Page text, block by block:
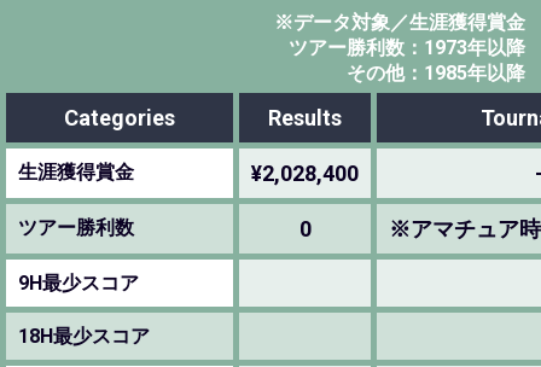
※データ対象／生涯獲得賞金
ツアー勝利数：1973年以降
その他：1985年以降
Categories Results
生涯獲得賞金 ¥2,028,400
ツアー勝利数 0 ※アマチュア
9H最少スコア
18H最少スコア